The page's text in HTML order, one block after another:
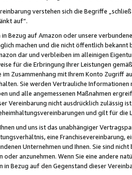
verstehen sich die Begriffe
auf“.
Bezug auf Amazon oder unsere
machen und die nicht öffentlich
dar und verbleiben im alleinigen
für die Erbringung Ihrer Leistungen
im Zusammenhang mit Ihrem Konto
Sie werden Vertrauliche
und alle angemessenen Maßnahmen
Vereinbarung nicht ausdrücklich zulässig
und gilt für die
und uns ist das unabhängiger
eine Franchisevereinbarung,
Unternehmen und Ihnen. Sie sind
oder anzunehmen. Wenn Sie eine andere
in Bezug auf den Gegenstand dieser